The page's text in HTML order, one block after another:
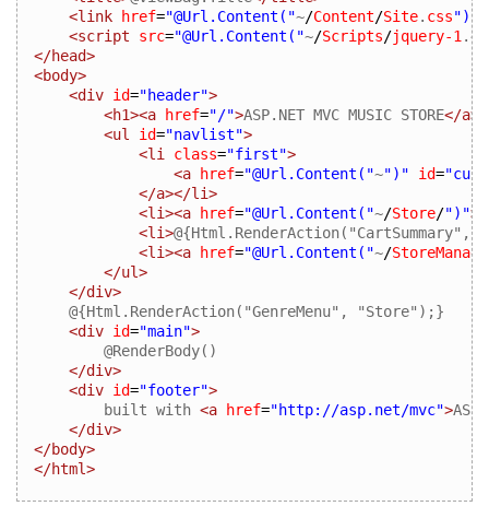
<link
href="@Url.Content("~/Content/Site. css")"
<script
src="@Url.Content("~/Scripts/jquery-1
</head>
<body>
<div id="header">
<h1><a
href="/">ASP.NET MVC MUSIC STORE</
<ul
id="navlist">
<li
class="first">
<a
href="@Url.Content("~")" id=
</a></li>
<li><a
href="@Url.Content("~/Store/")">
<li>
<li><a
href="@Url.Content("~/
</ul>
</div>
@{Html.RenderAction("GenreMenu", "Store");}
<div id="main">
@RenderBody()
</div>
<div id="footer">
built with <a href="http://asp.net/mvc">
</div>
</body>
</html>